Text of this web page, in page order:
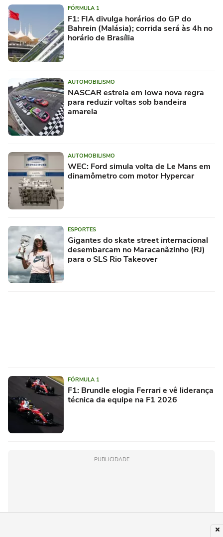
FÓRMULA 1
F1: FIA divulga horários do GP do
Bahrein (Malásia); corrida será às 4h no
horário de Brasília
AUTOMOBILISMO
NASCAR estreia em Iowa nova regra
para reduzir voltas sob bandeira
amarela
AUTOMOBILISMO
WEC: Ford simula volta de Le Mans em
dinamômetro com motor Hypercar
ESPORTES
Gigantes do skate street internacional
desembarcam no Maracanãzinho (RJ)
para o SLS Rio Takeover
FÓRMULA 1
F1: Brundle elogia Ferrari e vê liderança
técnica da equipe na F1 2026
PUBLICIDADE